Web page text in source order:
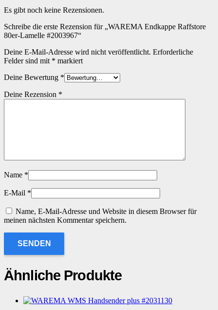
Es gibt noch keine Rezensionen.
Schreibe die erste Rezension für „WAREMA Endkappe Raffstore
80er-​Lamelle #2003967“
Deine E-Mail-Adresse wird nicht veröffentlicht. Erforderliche
Felder sind mit * markiert
Deine Bewertung *
Deine Rezension *
Name *
E-Mail *
Name, E-Mail-Adresse und Website in diesem Browser für
meinen nächsten Kommentar speichern.
Ähnliche Produkte